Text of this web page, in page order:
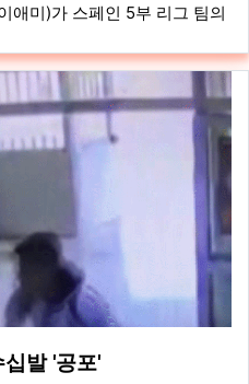
애미)가 스페인 5부 리그 팀의
발 '공포'